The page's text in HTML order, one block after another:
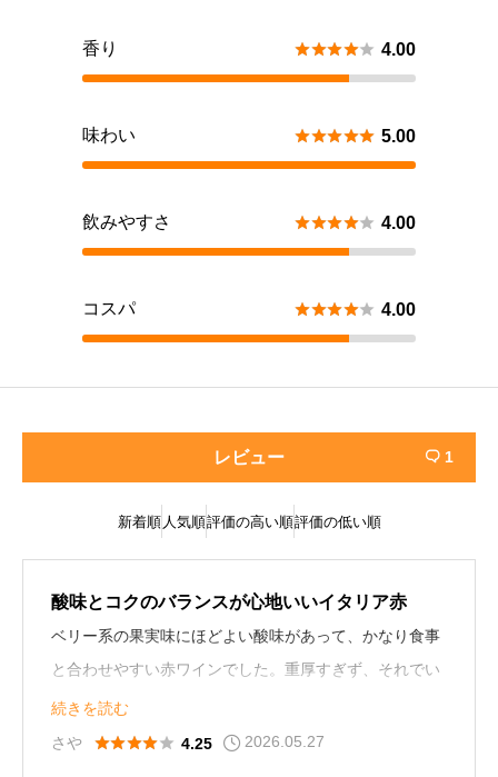
香り  4.00
味わい  5.00
飲みやすさ  4.00
コスパ  4.00
レビュー  1
新着順 人気順評価の高い順評価の低い順
酸味とコクのバランスが心地いいイタリア赤
ベリー系の果実味にほどよい酸味があって、かなり食事
と合わせやすい赤ワインでした。重厚すぎず、それでい
て味にしっかり深みがあります。トマト系パスタやグリ
ル料理との相性が良く、イタリアンと一緒に飲むと魅力
続きを読む
さや
 4.25 2026.05.27